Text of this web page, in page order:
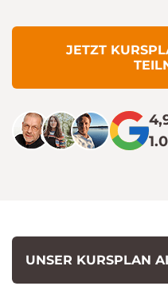
JETZT
UNSER KURSPLAN